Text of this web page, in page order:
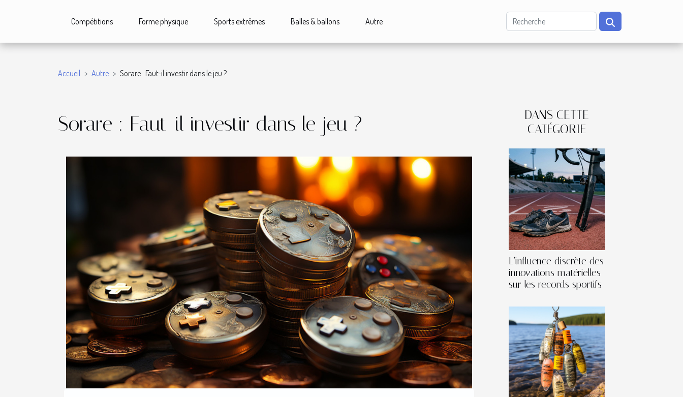
Compétitions Forme physique Sports extrêmes Balles & ballons Autre
Accueil Autre Sorare : Faut-il investir dans le jeu ?
Sorare : Faut-il investir dans le jeu ?
DANS CETTE
CATÉGORIE
L’influence discrète des
innovations matérielles
sur les records sportifs